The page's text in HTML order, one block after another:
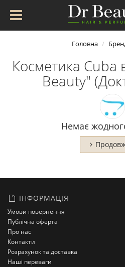
Головна
Косметика Cuba
Beauty"
Немає
ІНФОРМАЦІЯ
Умови повернення
Публічна оферта
Про нас
Контакти
Розрахунок та доставка
Наші переваги